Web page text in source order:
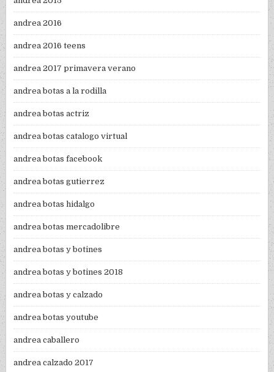
andrea 2016
andrea 2016 teens
andrea 2017 primavera verano
andrea botas a la rodilla
andrea botas actriz
andrea botas catalogo virtual
andrea botas facebook
andrea botas gutierrez
andrea botas hidalgo
andrea botas mercadolibre
andrea botas y botines
andrea botas y botines 2018
andrea botas y calzado
andrea botas youtube
andrea caballero
andrea calzado 2017